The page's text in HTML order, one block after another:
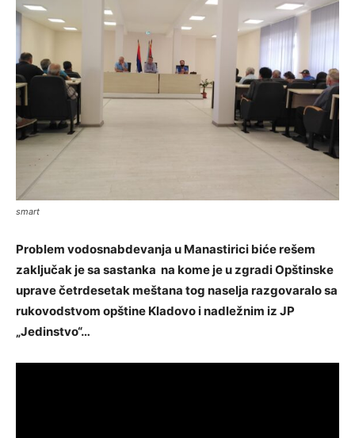
smart
Problem vodosnabdevanja u Manastirici biće rešem
zaključak je sa sastanka na kome je u zgradi Opštinske
uprave četrdesetak meštana tog naselja razgovaralo sa
rukovodstvom opštine Kladovo i nadležnim iz JP
„Jedinstvo“…